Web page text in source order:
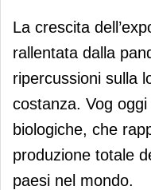
La crescita
rallentata dalla
ripercussioni sulla
costanza. Vog
biologiche, che
produzione totale
paesi nel mondo.